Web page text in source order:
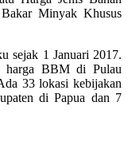
Minyak Khusus
sejak 1 Januari 2017.
harga BBM di Pulau
33 lokasi kebijakan
di Papua dan 7